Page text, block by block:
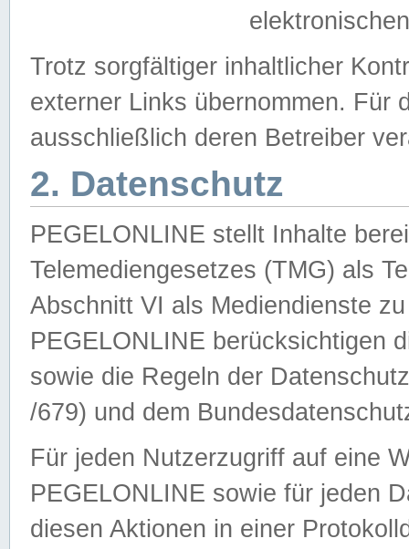
Trotz sorgfältiger inhaltlicher
externer Links übernommen. Für
ausschließlich deren Betreiber
2. Datenschutz
PEGELONLINE stellt Inhalte
Telemediengesetzes (TMG) als
Abschnitt VI als Mediendienste
PEGELONLINE berücksichtigen
sowie die Regeln der
/679) und dem
Für jeden Nutzerzugriff auf eine
PEGELONLINE sowie für jeden
diesen Aktionen in einer